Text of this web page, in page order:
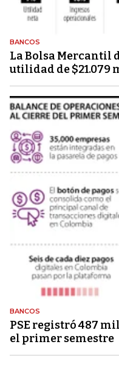
BANCOS
La Bolsa Mercantil
utilidad de $21.079
BANCOS
PSE registró 487
el primer semestre